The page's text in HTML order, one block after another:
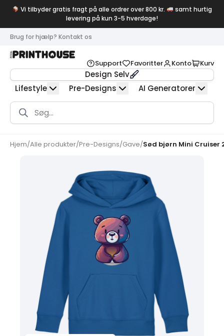
Vi tilbyder gratis fragt på alle ordrer over 800 kr.
samt hurtig
levering på kun 3-5 hverdage!
Brug for hjælp? Kontakt os
Support Favoritter Konto Kurv
Design Selv
Lifestyle
Pre-Designs AI Generatorer
Products
search
Hjem/Alle produkter/Pre-Designs/Gave/Sød bjørn Mini Cruiser